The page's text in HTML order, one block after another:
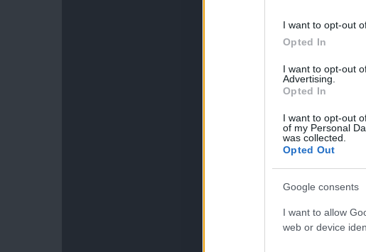
I want to opt-out
Opted In
I want to opt-out
Advertising.
Opted In
I want to opt-out
of my Personal
was collected.
Opted Out
Google consents
I want to allow
web or device